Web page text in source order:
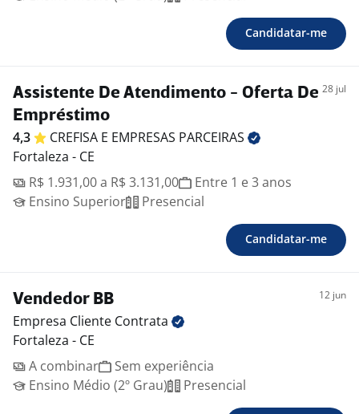
Candidatar-me
Assistente De Atendimento - Oferta De
Empréstimo
28 jul
4,3 CREFISA E EMPRESAS PARCEIRAS
Fortaleza - CE
R$ 1.931,00 a R$ 3.131,00
Entre 1 e 3 anos
Ensino Superior
Presencial
Candidatar-me
Vendedor BB 12 jun
Empresa Cliente Contrata
Fortaleza - CE
A combinar
Sem experiência
Ensino Médio (2º Grau)
Presencial